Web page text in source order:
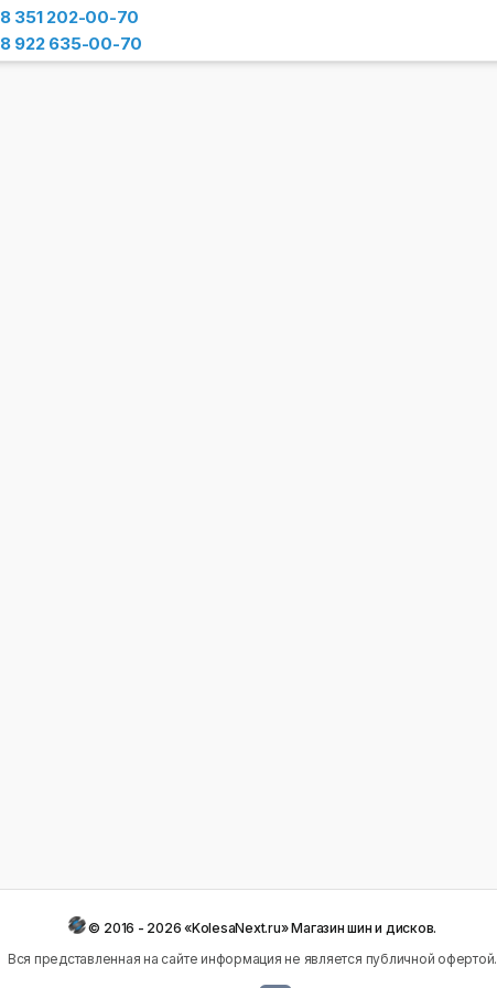
8 351 202-00-70
8 922 635-00-70
© 2016 - 2026 «KolesaNext.ru» Магазин шин и дисков.
Вся представленная на сайте информация не является публичной офертой.